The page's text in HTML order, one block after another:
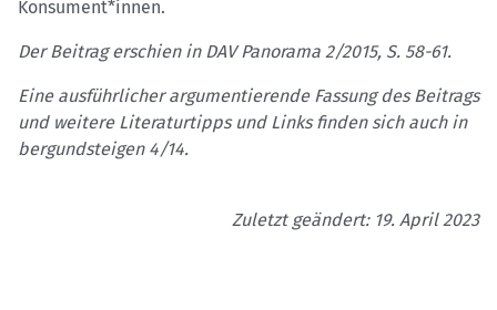
Konsument*innen.
Der Beitrag erschien in DAV Panorama 2/2015, S. 58-61.
Eine ausführlicher argumentierende Fassung des Beitrags
und weitere Literaturtipps und Links finden sich auch in
bergundsteigen 4/14.
Zuletzt geändert: 19. April 2023